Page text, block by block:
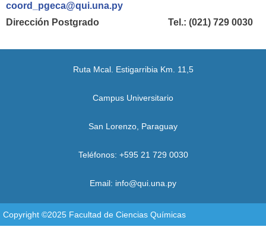
coord_pgeca@qui.una.py
Dirección Postgrado Tel.: (021) 729 0030
Ruta Mcal. Estigarribia Km. 11,5
Campus Universitario
San Lorenzo, Paraguay
Teléfonos: +595 21 729 0030
Email: info@qui.una.py
Copyright ©2025 Facultad de Ciencias Químicas